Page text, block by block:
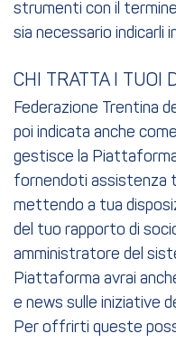
strumenti con il
sia necessario indicarli
CHI TRATTA I TUOI
Federazione Trentina
poi indicata anche
gestisce la
fornendoti assistenza
mettendo a tua
del tuo rapporto di
amministratore del
Piattaforma avrai
e news sulle iniziative
Per offrirti queste